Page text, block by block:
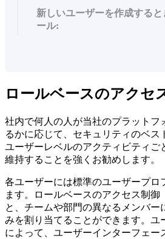
新しいユーザーを作成する
ール:
ロールベースのアクセ
社内で何人の人が当社のプラットフ
るかに応じて、セキュリティのベス
ユーザーレベルのアクティビティご
維持することを強くお勧めします。
各ユーザーには標準のユーザープロ
ます。ロールベースのアクセス制御
と、チームや部門の異なるメンバー
みを割り当てることができます。ユ
によって、ユーザーインターフェー